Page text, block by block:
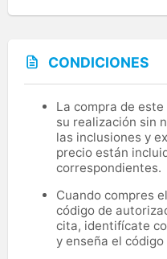
CONDICIONES
La compra de
su realización sin
las inclusiones y
precio están
correspondientes.
Cuando compres
código de
cita, identifícate
y enseña el